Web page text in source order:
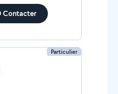
Contacter
Particulier